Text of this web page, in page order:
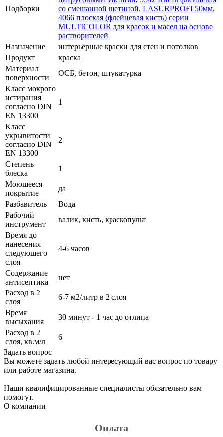
Подборки
со смешанной щетиной, LASURPROFI 50мм,
4066 плоская (флейцевая кисть) серии
MULTICOLOR для красок и масел на основе
растворителей
Назначение
интерьерные краски для стен и потолков
Продукт
краска
Материал
поверхности
ОСБ, бетон, штукатурка
Класс мокрого
истирания
согласно DIN
EN 13300
1
Класс
укрывитости
согласно DIN
EN 13300
2
Степень
блеска
1
Моющееся
покрытие
да
Разбавитель
Вода
Рабочий
инструмент
валик, кисть, краскопульт
Время до
нанесения
следующего
слоя
4-6 часов
Содержание
антисептика
нет
Расход в 2
слоя
6-7 м2/литр в 2 слоя
Время
высыхания
30 минут - 1 час до отлипа
Расход в 2
слоя, кв.м/л
6
Задать вопрос
Вы можете задать любой интересующий вас вопрос по товару
или работе магазина.
Наши квалифицированные специалисты обязательно вам
помогут.
О компании
Оплата